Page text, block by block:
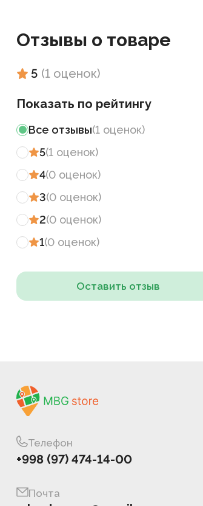
Отзывы о товаре
5 (1 оценок)
Показать по рейтингу
Все отзывы(1 оценок)
5(1 оценок)
4(0 оценок)
3(0 оценок)
2(0 оценок)
1(0 оценок)
Оставить отзыв
Телефон
+998 (97) 474-14-00
Почта